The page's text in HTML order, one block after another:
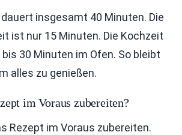
insgesamt 40 Minuten. Die
ist nur 15 Minuten. Die Kochzeit
30 Minuten im Ofen. So bleibt
alles zu genießen.
im Voraus zubereiten?
Rezept im Voraus zubereiten.